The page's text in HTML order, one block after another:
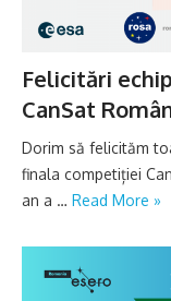
Felicitări
CanSat
Dorim să felicităm
finala competiției
an a … Read More »